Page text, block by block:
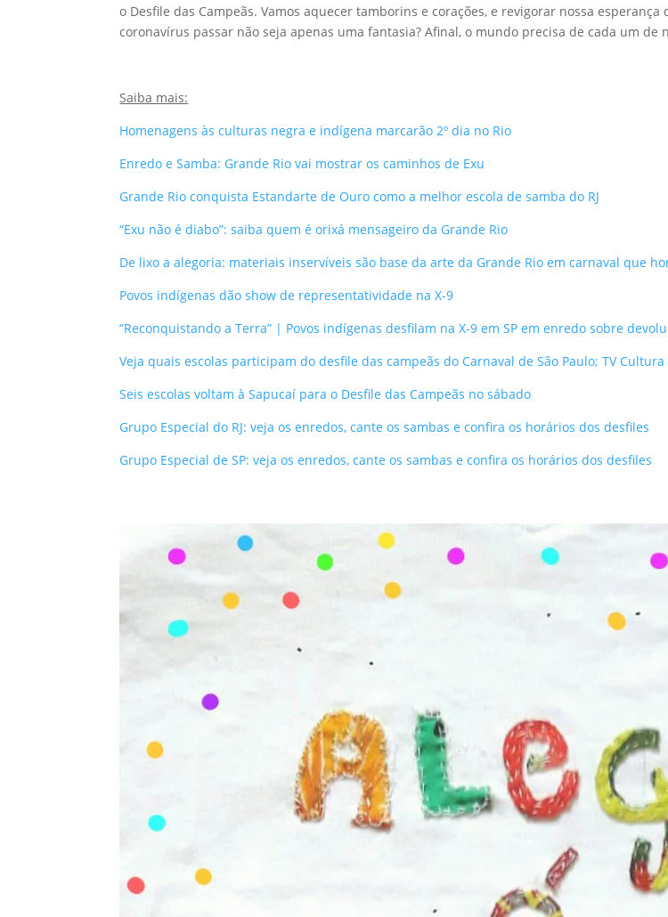
o Desfile das Campeãs. Vamos aquecer tamborins e corações, e revigorar nossa
coronavírus passar não seja apenas uma fantasia? Afinal, o mundo precisa de cada um de
Saiba mais:
Homenagens às culturas negra e indígena marcarão 2º dia no Rio
Enredo e Samba: Grande Rio vai mostrar os caminhos de Exu
Grande Rio conquista Estandarte de Ouro como a melhor escola de samba do RJ
“Exu não é diabo”: saiba quem é orixá mensageiro da Grande Rio
De lixo a alegoria: materiais inservíveis são base da arte da Grande Rio em carnaval que
Povos indígenas dão show de representatividade na X-9
“Reconquistando a Terra” | Povos indígenas desfilam na X-9 em SP em enredo sobre
Veja quais escolas participam do desfile das campeãs do Carnaval de São Paulo; TV
Seis escolas voltam à Sapucaí para o Desfile das Campeãs no sábado
Grupo Especial do RJ: veja os enredos, cante os sambas e confira os horários dos desfiles
Grupo Especial de SP: veja os enredos, cante os sambas e confira os horários dos desfiles